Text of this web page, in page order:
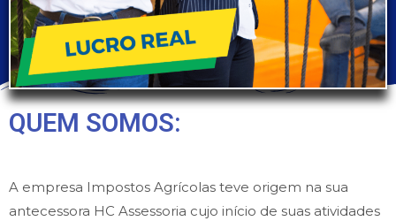
QUEM SOMOS:
A empresa Impostos Agrícolas teve origem na sua
antecessora HC Assessoria cujo início de suas atividades